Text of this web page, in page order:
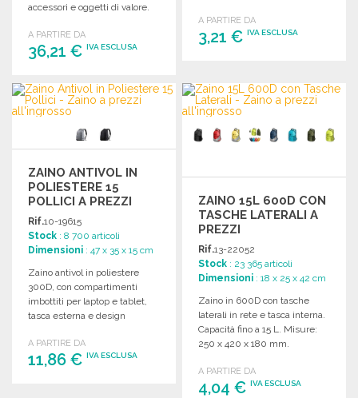
accessori e oggetti di valore.
cm.
A PARTIRE DA
36,21 € IVA ESCLUSA
ORDINARE
Richiedi un preventivo
A PARTIRE DA
3,21 €IVA ESCLUSA
Richiedi un preventivo
ZAINO ANTIVOL IN
POLIESTERE 15
POLLICI A PREZZI
ALL'INGROSSO
Rif.10-19615
Stock : 8 700 articoli
Dimensioni : 47 x 35 x 15 cm
Zaino antivol in poliestere
300D, con compartimenti
imbottiti per laptop e tablet,
tasca esterna e design
A PARTIRE DA
11,86 € IVA ESCLUSA
ZAINO 15L 600D CON
TASCHE LATERALI A
PREZZI
ALL'INGROSSO
Rif.13-22052
Stock : 23 365 articoli
Dimensioni : 18 x 25 x 42 cm
Zaino in 600D con tasche
laterali in rete e tasca interna.
Capacità fino a 15 L. Misure:
250 x 420 x 180 mm.
A PARTIRE DA
4,04 €IVA ESCLUSA